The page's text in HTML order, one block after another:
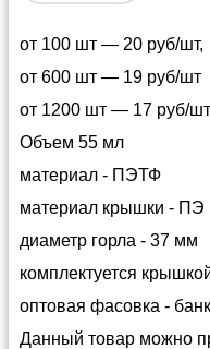
от 100 шт — 20 руб/шт,
от 600 шт — 19 руб/шт
от 1200 шт — 17 руб/шт
Объем 55 мл
материал - ПЭТФ
материал крышки - ПЭ
диаметр горла - 37 мм
комплектуется
оптовая фасовка -
Данный товар можно